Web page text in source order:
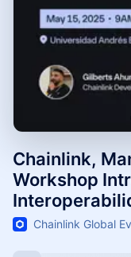
Chainlink,
Workshop
Chainlink Global